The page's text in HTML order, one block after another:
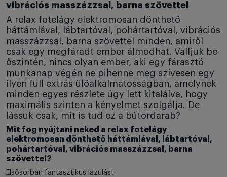
vibrációs masszázzsal, barna szövettel
A relax fotelágy elektromosan dönthető
háttámlával, lábtartóval, pohártartóval, vibrációs
masszázzsal, barna szövettel minden, amiről
csak egy megfáradt ember álmodhat. Valljuk be
őszintén, nincs olyan ember, aki egy fárasztó
munkanap végén ne pihenne meg szívesen egy
ilyen full extrás ülőalkalmatosságban, amelynek
minden egyes részlete úgy lett kitalálva, hogy
maximális szinten a kényelmet szolgálja. De
lássuk csak, mit is tud ez a bútordarab?
Mit fog nyújtani neked a relax fotelágy
elektromosan dönthető háttámlával, lábtartóval,
pohártartóval, vibrációs masszázzsal, barna
szövettel?
Elsősorban fantasztikus lazulást: